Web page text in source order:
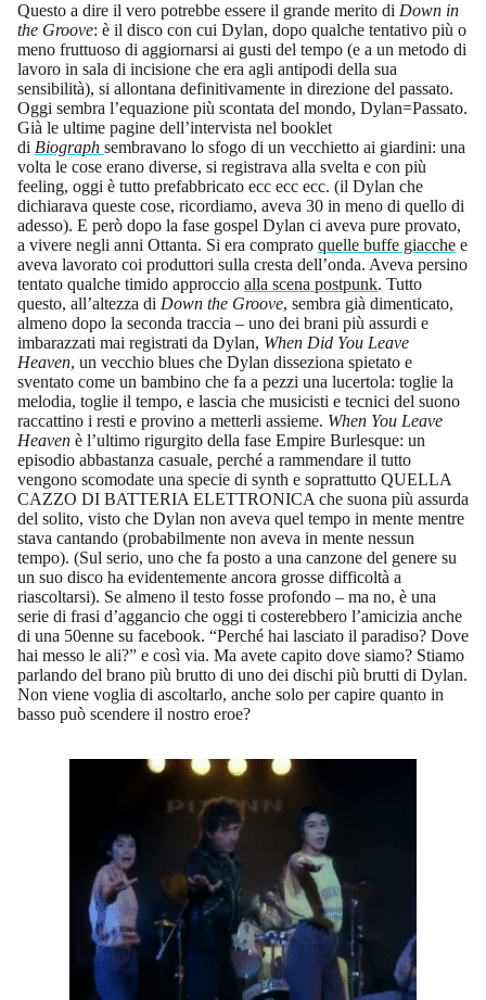
Questo a dire il vero potrebbe essere il grande merito di Down in
the Groove: è il disco con cui Dylan, dopo qualche tentativo più o
meno fruttuoso di aggiornarsi ai gusti del tempo (e a un metodo di
lavoro in sala di incisione che era agli antipodi della sua
sensibilità), si allontana definitivamente in direzione del passato.
Oggi sembra l’equazione più scontata del mondo, Dylan=Passato.
Già le ultime pagine dell’intervista nel booklet
di Biograph sembravano lo sfogo di un vecchietto ai giardini: una
volta le cose erano diverse, si registrava alla svelta e con più
feeling, oggi è tutto prefabbricato ecc ecc ecc. (il Dylan che
dichiarava queste cose, ricordiamo, aveva 30 in meno di quello di
adesso). E però dopo la fase gospel Dylan ci aveva pure provato,
a vivere negli anni Ottanta. Si era comprato quelle buffe giacche e
aveva lavorato coi produttori sulla cresta dell’onda. Aveva persino
tentato qualche timido approccio alla scena postpunk. Tutto
questo, all’altezza di Down the Groove, sembra già dimenticato,
almeno dopo la seconda traccia – uno dei brani più assurdi e
imbarazzati mai registrati da Dylan, When Did You Leave
Heaven, un vecchio blues che Dylan disseziona spietato e
sventato come un bambino che fa a pezzi una lucertola: toglie la
melodia, toglie il tempo, e lascia che musicisti e tecnici del suono
raccattino i resti e provino a metterli assieme. When You Leave
Heaven è l’ultimo rigurgito della fase Empire Burlesque: un
episodio abbastanza casuale, perché a rammendare il tutto
vengono scomodate una specie di synth e soprattutto QUELLA
CAZZO DI BATTERIA ELETTRONICA che suona più assurda
del solito, visto che Dylan non aveva quel tempo in mente mentre
stava cantando (probabilmente non aveva in mente nessun
tempo). (Sul serio, uno che fa posto a una canzone del genere su
un suo disco ha evidentemente ancora grosse difficoltà a
riascoltarsi). Se almeno il testo fosse profondo – ma no, è una
serie di frasi d’aggancio che oggi ti costerebbero l’amicizia anche
di una 50enne su facebook. “Perché hai lasciato il paradiso? Dove
hai messo le ali?” e così via. Ma avete capito dove siamo? Stiamo
parlando del brano più brutto di uno dei dischi più brutti di Dylan.
Non viene voglia di ascoltarlo, anche solo per capire quanto in
basso può scendere il nostro eroe?